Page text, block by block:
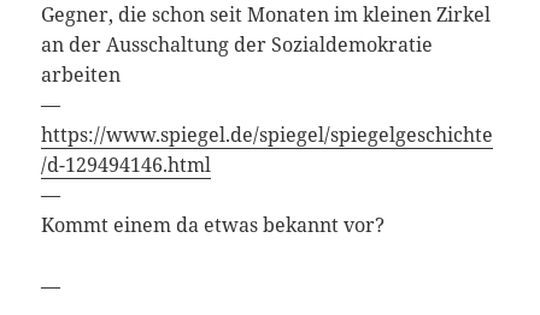
Gegner, die schon seit Monaten im kleinen Zirkel
an der Ausschaltung der Sozialdemokratie
arbeiten
—
https://www.spiegel.de/spiegel/spiegelgeschichte
/d-129494146.html
—
Kommt einem da etwas bekannt vor?
—